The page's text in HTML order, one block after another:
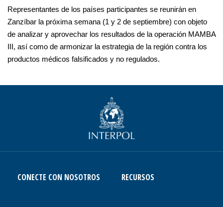
Representantes de los países participantes se reunirán en
Zanzíbar la próxima semana (1 y 2 de septiembre) con objeto
de analizar y aprovechar los resultados de la operación MAMBA
III, así como de armonizar la estrategia de la región contra los
productos médicos falsificados y no regulados.
CONECTE CON NOSOTROS RECURSOS